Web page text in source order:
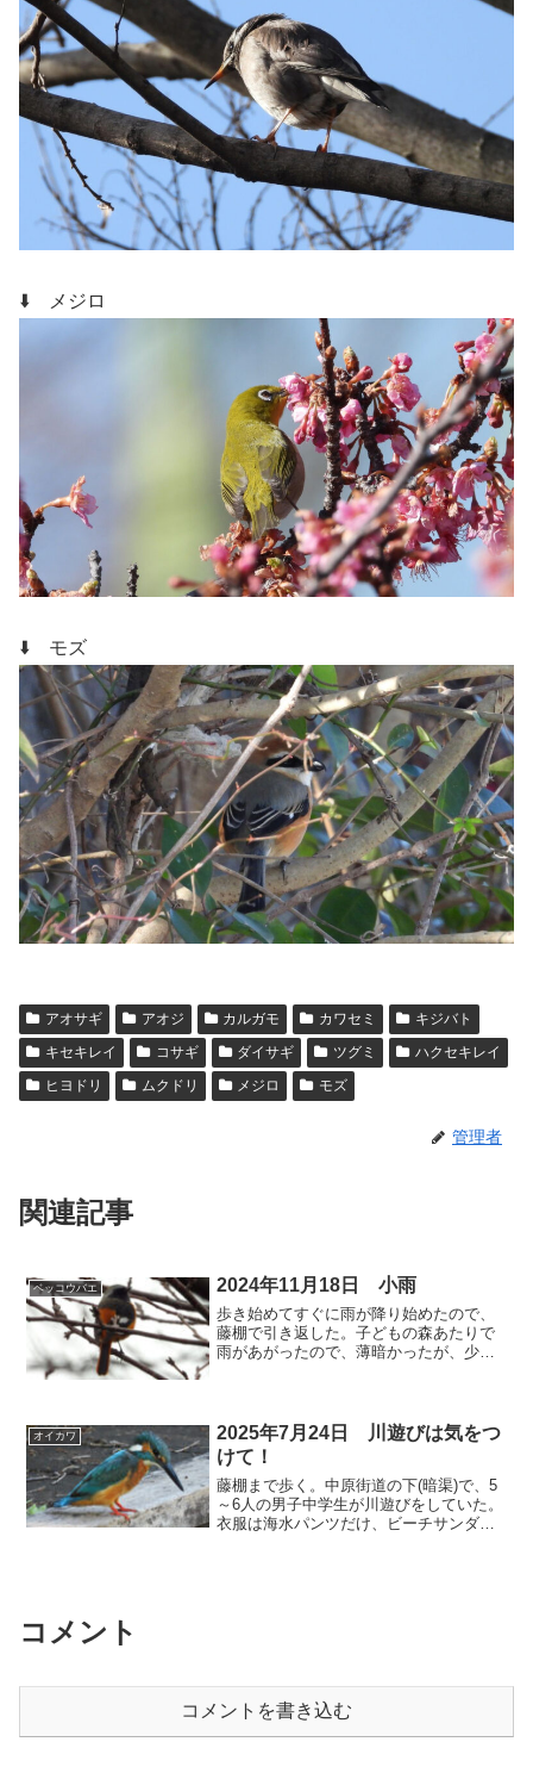
⬇️ メジロ
⬇️ モズ
アオサギ アオジ カルガモ カワセミ
キジバト
キセキレイ
コサギ ダイサギ ツグミ
ハクセキレイ
ヒヨドリ
ムクドリ メジロ モズ
管理者
関連記事
ベッコウバエ 2024年11月18日 小雨
歩き始めてすぐに雨が降り始めたので、
藤棚で引き返した。子どもの森あたりで
雨があがったので、薄暗かったが、少し
ルガモ 今日も...
オイカワ
2025年7月24日 川遊びは気をつ
けて！
藤棚まで歩く。中原街道の下(暗渠)で、5
～6人の男子中学生が川遊びをしていた。
衣服は海水パンツだけ、ビーチサンダル
コメント
コメントを書き込む